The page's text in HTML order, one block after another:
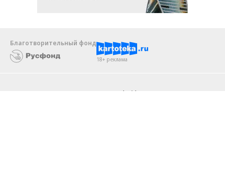
Благотворительный фонд
18+ реклама
Android